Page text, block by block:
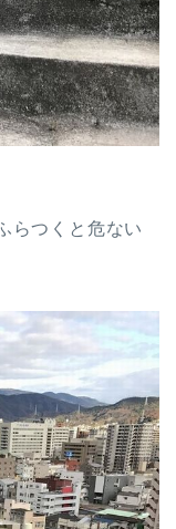
らつくと危ない